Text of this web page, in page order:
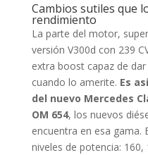
Cambios sutiles que
rendimiento
La parte del motor,
versión V300d con 239
extra boost capaz de
cuando lo amerite. Es
del nuevo Mercedes
OM 654, los nuevos
encuentra en esa gama.
niveles de potencia: 160,